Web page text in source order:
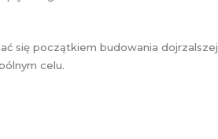
się początkiem budowania dojrzalszej
celu.